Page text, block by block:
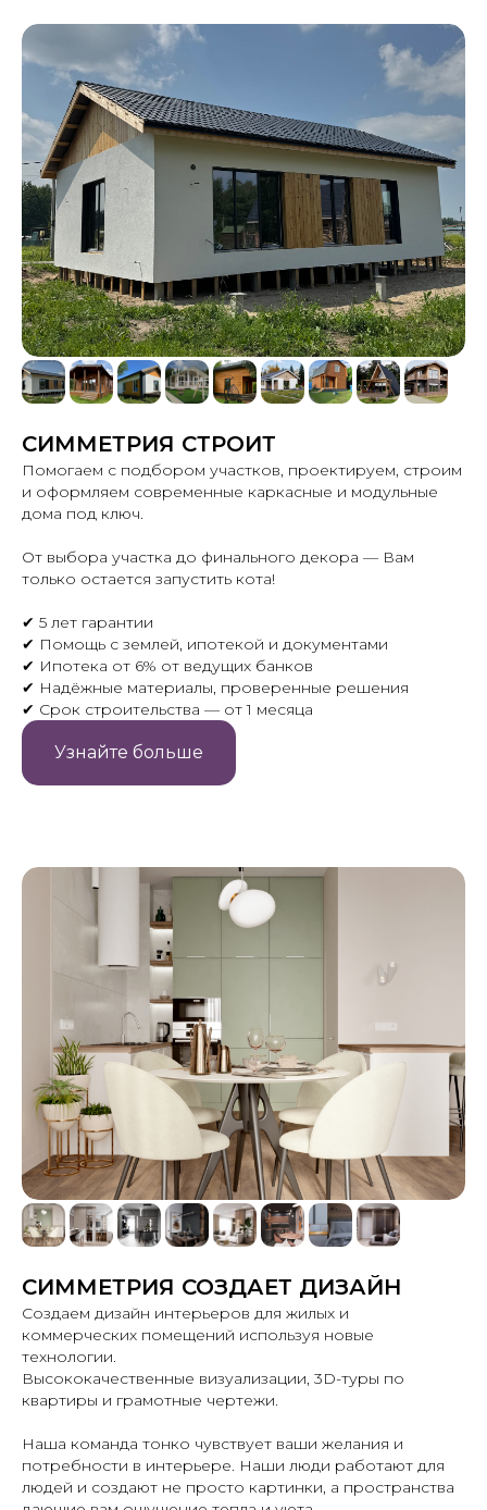
СИММЕТРИЯ СТРОИТ
Помогаем с подбором участков, проектируем, строим
и оформляем современные каркасные и модульные
дома под ключ.
От выбора участка до финального декора — Вам
только остается запустить кота!
✔ 5 лет гарантии
✔ Помощь с землей, ипотекой и документами
✔ Ипотека от 6% от ведущих банков
✔ Надёжные материалы, проверенные решения
✔ Срок строительства — от 1 месяца
Узнайте больше
СИММЕТРИЯ СОЗДАЕТ ДИЗАЙН
Создаем дизайн интерьеров для жилых и
коммерческих помещений используя новые
технологии.
Высококачественные визуализации, 3D-туры по
квартиры и грамотные чертежи.
Наша команда тонко чувствует ваши желания и
потребности в интерьере. Наши люди работают для
людей и создают не просто картинки, а пространства